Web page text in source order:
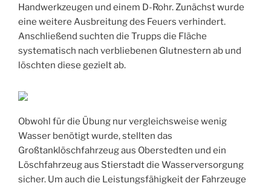
Handwerkzeugen und einem D-Rohr. Zunächst wurde
eine weitere Ausbreitung des Feuers verhindert.
Anschließend suchten die Trupps die Fläche
systematisch nach verbliebenen Glutnestern ab und
löschten diese gezielt ab.
Obwohl für die Übung nur vergleichsweise wenig
Wasser benötigt wurde, stellten das
Großtanklöschfahrzeug aus Oberstedten und ein
Löschfahrzeug aus Stierstadt die Wasserversorgung
sicher. Um auch die Leistungsfähigkeit der Fahrzeuge